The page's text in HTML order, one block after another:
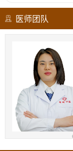
医师团队